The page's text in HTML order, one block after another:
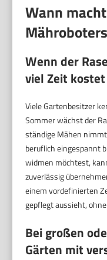
Wann
Wenn der
viel Zeit kostet
Viele Gartenbesitzer
Sommer wächst der
ständige Mähen
beruflich eingespannt
widmen möchtest,
zuverlässig
einem vordefinierten
gepflegt aussieht,
Bei großen
Gärten mit